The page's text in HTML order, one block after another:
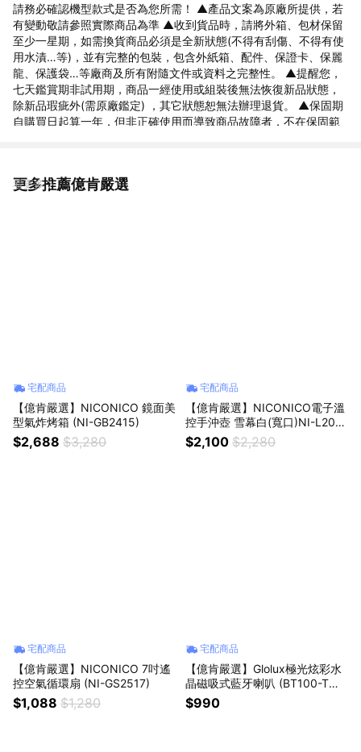
請務必確認機型款式是否為您所需！ ▲產品文案為原廠所提供，若
有變動敬請參照實際商品為準 ▲收到貨品時，請將外箱、包材保留
至少一星期，如需換貨商品必須是全新狀態(不得有刮傷、不得有使
用水漬…等)，並有完整的包裝，包含外紙箱、配件、保證卡、保麗
龍、保護袋…等廠商及所有附隨文件或資料之完整性。 ▲提醒您，
七天鑑賞期非試用期，商品一經使用或組裝後無法恢復新品狀態，
除新品瑕疵外(需原廠鑑定) ，其它狀態恕無法辦理退貨。 ▲保固期
自購買日起算一年，但非正確使用而導致商品故障者，不在保固範
更多推薦億肯嚴選
看更多
宅配商品
【億肯嚴選】NICONICO 鏡面美
型氣炸烤箱 (NI-GB2415)
$2,688 $3,280
宅配商品
【億肯嚴選】NICONICO電子溫
控手沖壺 雪幕白(寬口)NI-L200
3W
$2,100 $2,280
宅配商品
【億肯嚴選】NICONICO 7吋遙
控空氣循環扇 (NI-GS2517)
$1,088 $1,280
宅配商品
【億肯嚴選】Glolux極光炫彩水
晶磁吸式藍牙喇叭 (BT100-TWS
5)
$990